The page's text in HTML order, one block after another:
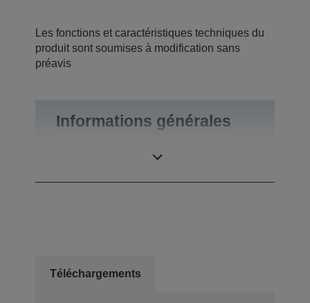
Les fonctions et caractéristiques techniques du
produit sont soumises à modification sans
préavis
Informations générales
Téléchargements